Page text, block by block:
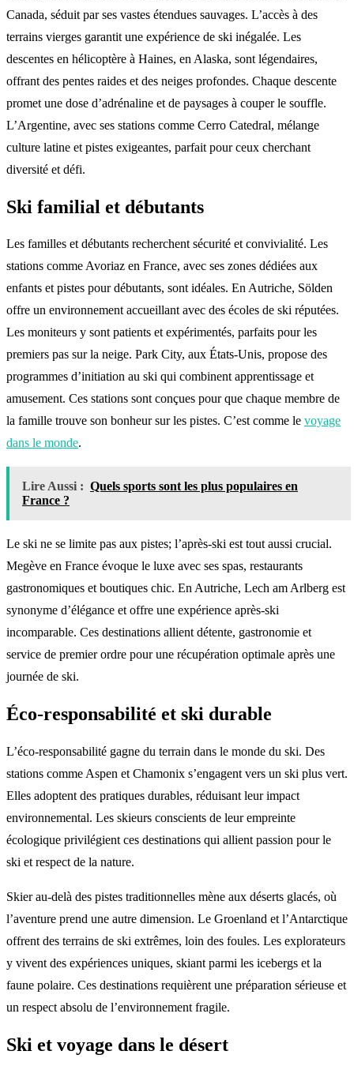
Canada, séduit par ses vastes étendues sauvages. L’accès à des
terrains vierges garantit une expérience de ski inégalée. Les
descentes en hélicoptère à Haines, en Alaska, sont légendaires,
offrant des pentes raides et des neiges profondes. Chaque descente
promet une dose d’adrénaline et de paysages à couper le souffle.
L’Argentine, avec ses stations comme Cerro Catedral, mélange
culture latine et pistes exigeantes, parfait pour ceux cherchant
diversité et défi.
Ski familial et débutants
Les familles et débutants recherchent sécurité et convivialité. Les
stations comme Avoriaz en France, avec ses zones dédiées aux
enfants et pistes pour débutants, sont idéales. En Autriche, Sölden
offre un environnement accueillant avec des écoles de ski réputées.
Les moniteurs y sont patients et expérimentés, parfaits pour les
premiers pas sur la neige. Park City, aux États-Unis, propose des
programmes d’initiation au ski qui combinent apprentissage et
amusement. Ces stations sont conçues pour que chaque membre de
la famille trouve son bonheur sur les pistes. C’est comme le voyage
dans le monde.
Lire Aussi : Quels sports sont les plus populaires en
France ?
Le ski ne se limite pas aux pistes; l’après-ski est tout aussi crucial.
Megève en France évoque le luxe avec ses spas, restaurants
gastronomiques et boutiques chic. En Autriche, Lech am Arlberg est
synonyme d’élégance et offre une expérience après-ski
incomparable. Ces destinations allient détente, gastronomie et
service de premier ordre pour une récupération optimale après une
journée de ski.
Éco-responsabilité et ski durable
L’éco-responsabilité gagne du terrain dans le monde du ski. Des
stations comme Aspen et Chamonix s’engagent vers un ski plus vert.
Elles adoptent des pratiques durables, réduisant leur impact
environnemental. Les skieurs conscients de leur empreinte
écologique privilégient ces destinations qui allient passion pour le
ski et respect de la nature.
Skier au-delà des pistes traditionnelles mène aux déserts glacés, où
l’aventure prend une autre dimension. Le Groenland et l’Antarctique
offrent des terrains de ski extrêmes, loin des foules. Les explorateurs
y vivent des expériences uniques, skiant parmi les icebergs et la
faune polaire. Ces destinations requièrent une préparation sérieuse et
un respect absolu de l’environnement fragile.
Ski et voyage dans le désert